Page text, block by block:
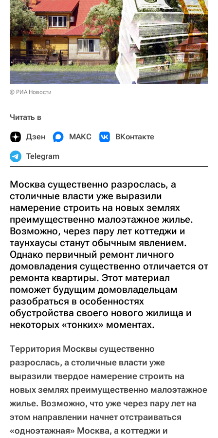
© РИА Новости
Читать в
Дзен МАКС ВКонтакте
Telegram
Москва существенно разрослась, а
столичные власти уже выразили
намерение строить на новых землях
преимущественно малоэтажное жилье.
Возможно, через пару лет коттеджи и
таунхаусы станут обычным явлением.
Однако первичный ремонт личного
домовладения существенно отличается от
ремонта квартиры. Этот материал
поможет будущим домовладельцам
разобраться в особенностях
обустройства своего нового жилища и
некоторых «тонких» моментах.
Территория Москвы существенно
разрослась, а столичные власти уже
выразили твердое намерение строить на
новых землях преимущественно малоэтажное
жилье. Возможно, что уже через пару лет на
этом направлении начнет отстраиваться
«одноэтажная» Москва, а коттеджи и